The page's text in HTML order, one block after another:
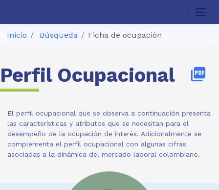
Inicio Búsqueda Ficha de ocupación
Perfil Ocupacional picture_as_pdf
El perfil ocupacional que se observa a continuación presenta
las características y atributos que se necesitan para el
desempeño de la ocupación de interés. Adicionalmente se
complementa el perfil ocupacional con algunas cifras
asociadas a la dinámica del mercado laboral colombiano.